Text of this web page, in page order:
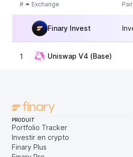
# Exchange
Finary Invest
1 Uniswap V4 (Base)
PRODUIT
Portfolio Tracker
Investir en crypto
Finary Plus